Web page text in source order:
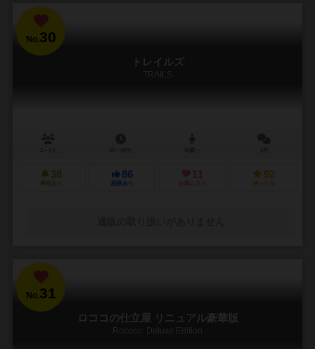
No.30
トレイルズ
TRAILS
38
興味あり
86
経験あり
11
お気に入り
92
持ってる
No.31
ロココの仕立屋 リニュアル豪華版
Rococo: Deluxe Edition